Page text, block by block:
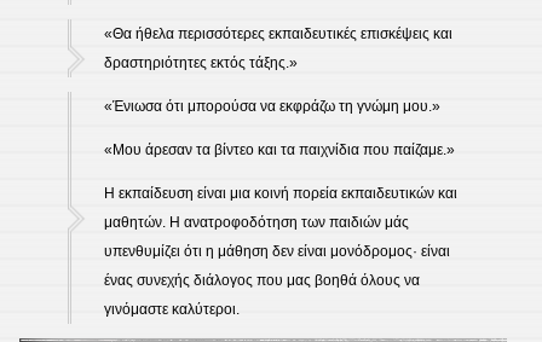
«Θα ήθελα περισσότερες εκπαιδευτικές επισκέψεις και
δραστηριότητες εκτός τάξης.»
«Ένιωσα ότι μπορούσα να εκφράζω τη γνώμη μου.»
«Μου άρεσαν τα βίντεο και τα παιχνίδια που παίζαμε.»
Η εκπαίδευση είναι μια κοινή πορεία εκπαιδευτικών και
μαθητών. Η ανατροφοδότηση των παιδιών μάς
υπενθυμίζει ότι η μάθηση δεν είναι μονόδρομος· είναι
ένας συνεχής διάλογος που μας βοηθά όλους να
γινόμαστε καλύτεροι.